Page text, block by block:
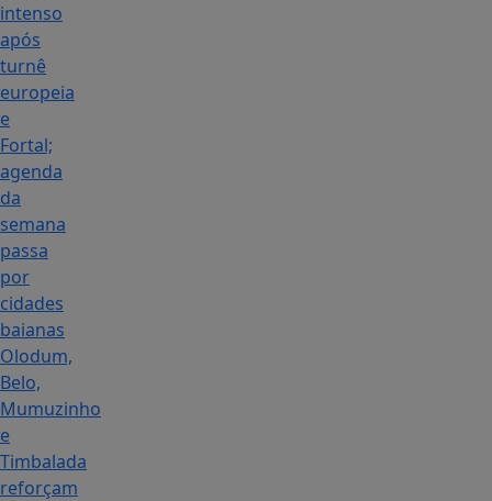
intenso
após
turnê
europeia
e
Fortal;
agenda
da
semana
passa
por
cidades
baianas
Olodum,
Belo,
Mumuzinho
e
Timbalada
reforçam